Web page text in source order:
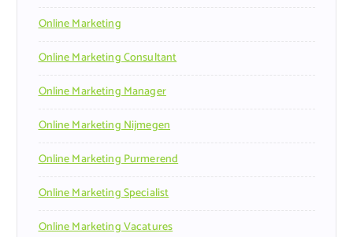
Online Marketing
Online Marketing Consultant
Online Marketing Manager
Online Marketing Nijmegen
Online Marketing Purmerend
Online Marketing Specialist
Online Marketing Vacatures